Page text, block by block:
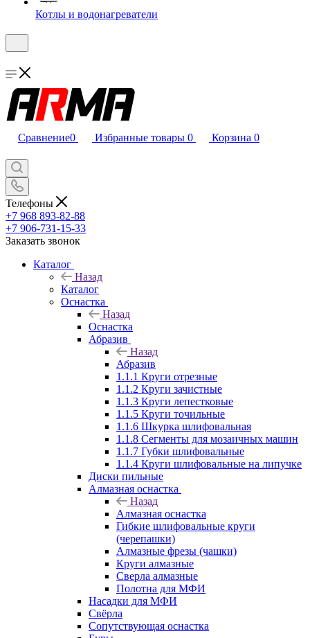
Котлы и водонагреватели
Сравнение0 Избранные товары 0 Корзина 0
Телефоны
+7 968 893-82-88
+7 906-731-15-33
Заказать звонок
Каталог
Назад
Каталог
Оснастка
Назад
Оснастка
Абразив
Назад
Абразив
1.1.1 Круги отрезные
1.1.2 Круги зачистные
1.1.3 Круги лепестковые
1.1.5 Круги точильные
1.1.6 Шкурка шлифовальная
1.1.8 Сегменты для мозаичных машин
1.1.7 Губки шлифовальные
1.1.4 Круги шлифовальные на липучке
Диски пильные
Алмазная оснастка
Назад
Алмазная оснастка
Гибкие шлифовальные круги
(черепашки)
Алмазные фрезы (чашки)
Круги алмазные
Сверла алмазные
Полотна для МФИ
Насадки для МФИ
Свёрла
Сопутствующая оснастка